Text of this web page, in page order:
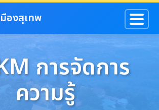
องสุเทพ
การจัดการ
ความรู้